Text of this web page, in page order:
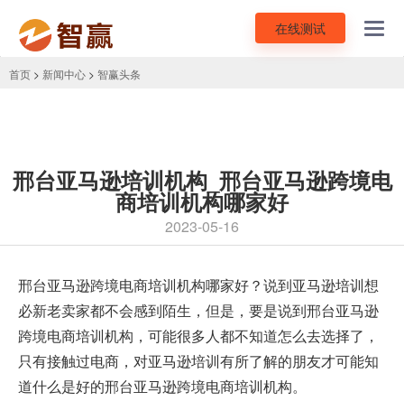
在线测试
首页 > 新闻中心 > 智赢头条
邢台亚马逊培训机构_邢台亚马逊跨境电
商培训机构哪家好
2023-05-16
邢台亚马逊跨境电商培训机构哪家好？说到亚马逊培训想
必新老卖家都不会感到陌生，但是，要是说到邢台亚马逊
跨境电商培训机构，可能很多人都不知道怎么去选择了，
只有接触过电商，对亚马逊培训有所了解的朋友才可能知
道什么是好的邢台亚马逊跨境电商培训机构。